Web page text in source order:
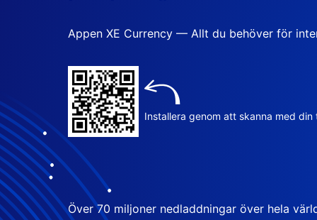
Appen XE Currency — Allt du behöver för
Installera genom att skanna med din
Över 70 miljoner nedladdningar över hela